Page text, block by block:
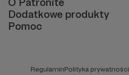
Dodatkowe produkty
Pomoc
RegulaminPolityka prywatności